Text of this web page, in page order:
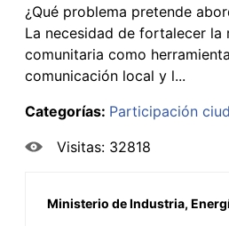
¿Qué problema pretende
La necesidad de fortalecer la
comunitaria como
comunicación local y l...
Categorías: Participación
Visitas: 32818
Ministerio de Industria,